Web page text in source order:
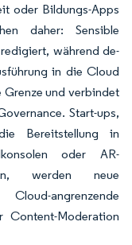
oder Bildungs-Apps
daher: Sensible
während de-
in die Cloud
und verbindet
Start-ups,
Bereitstellung in
oder AR-
werden neue
angrenzende
Content-Moderation